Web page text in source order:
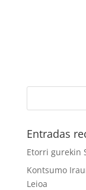
Entradas
Etorri gurekin
Kontsumo
Leioa